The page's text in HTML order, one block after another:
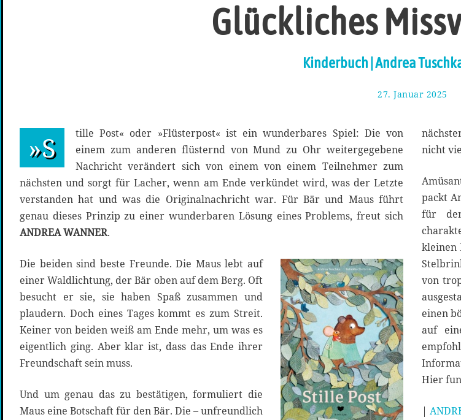
Glückliches
Kinderbuch | Andrea
27. Januar 2025
e
r
a
2
0
2
»S
tille Post« oder »Flüsterpost« ist ein wunderbares Spiel: Die von
einem zum anderen flüsternd von Mund zu Ohr weitergegebene
Nachricht verändert sich von einem von einem Teilnehmer zum
nächsten und sorgt für Lacher, wenn am Ende verkündet wird, was der Letzte
verstanden hat und was die Originalnachricht war. Für Bär und Maus führt
genau dieses Prinzip zu einer wunderbaren Lösung eines Problems, freut sich
ANDREA WANNER.
Die beiden sind beste Freunde. Die Maus lebt auf
einer Waldlichtung, der Bär oben auf dem Berg. Oft
besucht er sie, sie haben Spaß zusammen und
plaudern. Doch eines Tages kommt es zum Streit.
Keiner von beiden weiß am Ende mehr, um was es
eigentlich ging. Aber klar ist, dass das Ende ihrer
Freundschaft sein muss.
Und um genau das zu bestätigen, formuliert die
Maus eine Botschaft für den Bär. Die – unfreundlich
nicht
packt
für
kleinen
von
einen
auf
Hier
|